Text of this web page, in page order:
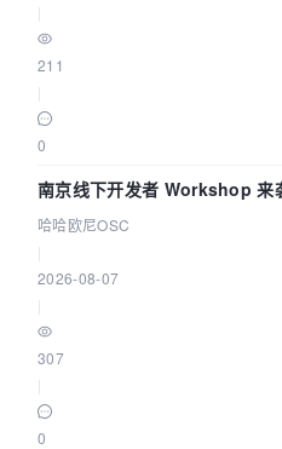
211
0
南京线下开发者 Workshop 来
智能 Agent 应用
哈哈欧尼OSC
2026-08-07
307
0